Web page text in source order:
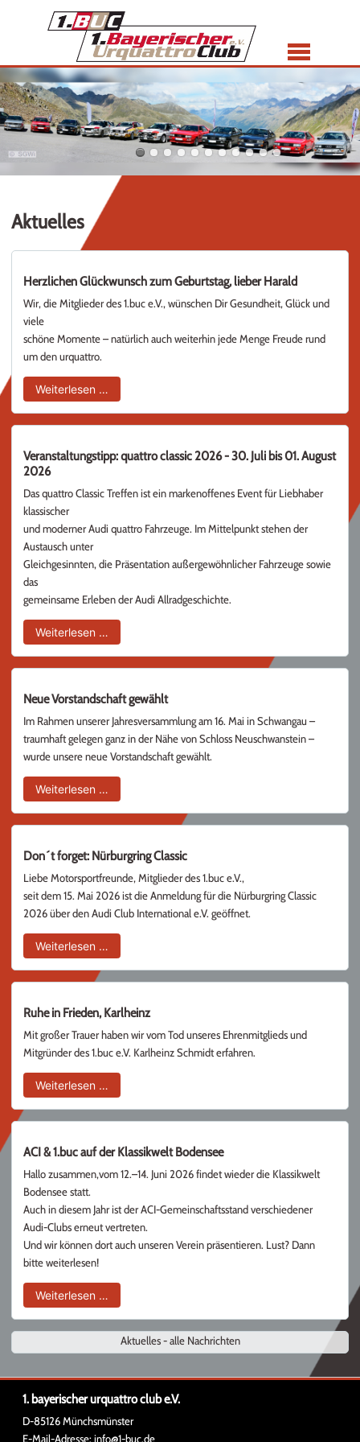
Menü
Aktuelles
Herzlichen Glückwunsch zum Geburtstag, lieber Harald
Wir, die Mitglieder des 1.buc e.V., wünschen Dir Gesundheit, Glück und
viele
schöne Momente – natürlich auch weiterhin jede Menge Freude rund
um den urquattro.
Weiterlesen …
Veranstaltungstipp: quattro classic 2026 - 30. Juli bis 01. August
2026
Das quattro Classic Treffen ist ein markenoffenes Event für Liebhaber
klassischer
und moderner Audi quattro Fahrzeuge. Im Mittelpunkt stehen der
Austausch unter
Gleichgesinnten, die Präsentation außergewöhnlicher Fahrzeuge sowie
das
gemeinsame Erleben der Audi Allradgeschichte.
Weiterlesen …
Neue Vorstandschaft gewählt
Im Rahmen unserer Jahresversammlung am 16. Mai in Schwangau –
traumhaft gelegen ganz in der Nähe von Schloss Neuschwanstein –
wurde unsere neue Vorstandschaft gewählt.
Weiterlesen …
Don´t forget: Nürburgring Classic
Liebe Motorsportfreunde, Mitglieder des 1.buc e.V.,
seit dem 15. Mai 2026 ist die Anmeldung für die Nürburgring Classic
2026 über den Audi Club International e.V. geöffnet.
Weiterlesen …
Ruhe in Frieden, Karlheinz
Mit großer Trauer haben wir vom Tod unseres Ehrenmitglieds und
Mitgründer des 1.buc e.V. Karlheinz Schmidt erfahren.
Weiterlesen …
ACI & 1.buc auf der Klassikwelt Bodensee
Hallo zusammen,vom 12.–14. Juni 2026 findet wieder die Klassikwelt
Bodensee statt.
Auch in diesem Jahr ist der ACI-Gemeinschaftsstand verschiedener
Audi-Clubs erneut vertreten.
Und wir können dort auch unseren Verein präsentieren. Lust? Dann
bitte weiterlesen!
Weiterlesen …
Aktuelles - alle Nachrichten
1. bayerischer urquattro club e.V.
D-85126 Münchsmünster
E-Mail-Adresse:info@1-buc.de